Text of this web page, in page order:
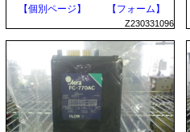
【個別ページ】
【フォーム】
Z230331096